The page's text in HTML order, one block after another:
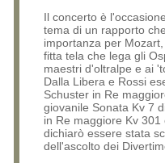
Il concerto è
tema di un rapporto
importanza per
fitta tela che lega gli
maestri d'oltralpe e ai
Dalla Libera e Rossi
Schuster in Re
giovanile Sonata Kv 7
in Re maggiore Kv
dichiarò essere stata
dell'ascolto dei